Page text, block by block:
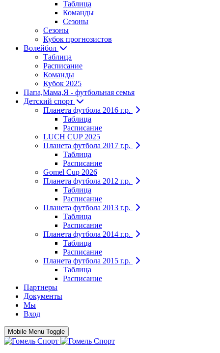
Таблица
Команды
Сезоны
Сезоны
Кубок прогнозистов
Волейбол
Таблица
Расписание
Команды
Кубок 2025
Папа,Мама,Я - футбольная семья
Детский спорт
Планета футбола 2016 г.р.
Таблица
Расписание
LUCH CUP 2025
Планета футбола 2017 г.р.
Таблица
Расписание
Gomel Cup 2026
Планета футбола 2012 г.р.
Таблица
Расписание
Планета футбола 2013 г.р.
Таблица
Расписание
Планета футбола 2014 г.р.
Таблица
Расписание
Планета футбола 2015 г.р.
Таблица
Расписание
Партнеры
Документы
Мы
Вход
Mobile Menu Toggle